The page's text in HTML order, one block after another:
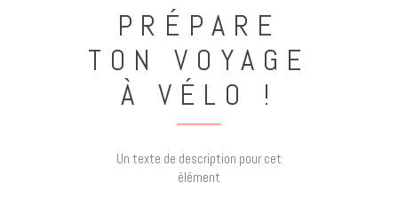
PRÉPARE
TON VOYAGE
À VÉLO !
Un texte de description pour cet
élément